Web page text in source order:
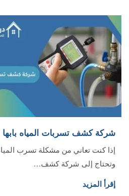
شركة كشف تسربات المياه بابها‏
إذا كنت تعاني من مشكلة تسرب
وتحتاج إلى شركة كشف…
إقرأ المزيد